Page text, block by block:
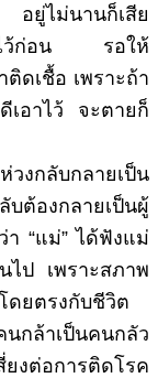
อยู่ไม่นานก็เสีย
ไว้ก่อน รอให้
ดเชื้อ เพราะถ้า
เอาไว้ จะตายก็
วงกลับกลายเป็น
บต้องกลายเป็นผู้
า “แม่” ได้ฟังแม่
ไป เพราะสภาพ
ยตรงกับชีวิต
กล้าเป็นคนกลัว
ยงต่อการติดโรค